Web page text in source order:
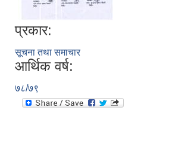
प्रकार:
सूचना तथा समाचार
आर्थिक वर्ष:
७८/७९